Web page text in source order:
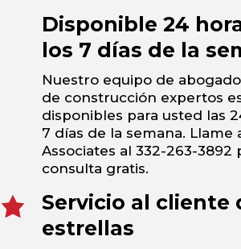
Disponible 24
los 7 días de la
Nuestro equipo de
de construcción expertos
disponibles para usted las
7 días de la semana. Llame
Associates al 332-263-3892
consulta gratis.
Servicio al cliente
estrellas